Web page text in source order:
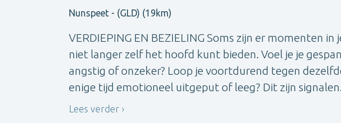
Nunspeet - (GLD) (19km)
VERDIEPING EN BEZIELING Soms zijn er momenten
niet langer zelf het hoofd kunt bieden. Voel je je
angstig of onzeker? Loop je voortdurend tegen
enige tijd emotioneel uitgeput of leeg? Dit zijn
Lees verder